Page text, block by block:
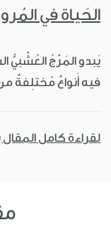
الحَياة في
يَبدو المَرْجُ
فيه أَنواعٌ مُختلِفةٌ
لقراءة كامل